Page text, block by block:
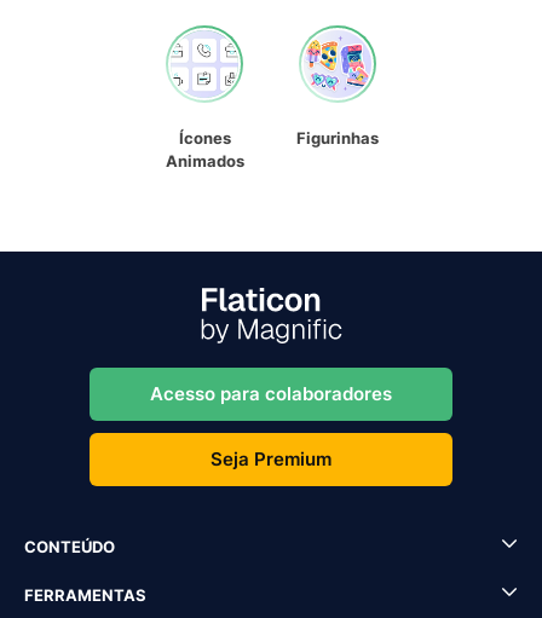
Ícones
Animados
Figurinhas
Acesso para colaboradores
Seja Premium
CONTEÚDO
FERRAMENTAS